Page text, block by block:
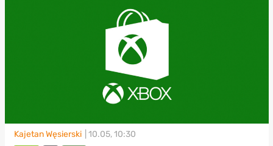
Kajetan Węsierski | 10.05, 10:30